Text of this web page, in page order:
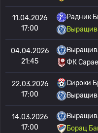
11.04.2026
17:00
Радник
04.04.2026
21:45
ФК
22.03.2026
17:00
Сироки
14.03.2026
17:00
Борац